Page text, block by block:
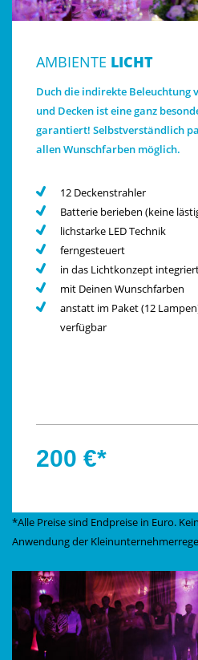
AMBIENTE LICHT
Duch die indirekte Beleuchtung
und Decken ist eine ganz
garantiert! Selbstverständlich
allen Wunschfarben möglich.
12 Deckenstrahler
Batterie berieben (keine
lichstarke LED Technik
ferngesteuert
in das Lichtkonzept
mit Deinen Wunschfarben
anstatt im Paket (12
verfügbar
200 €*
*Alle Preise sind Endpreise in Euro.
Anwendung der